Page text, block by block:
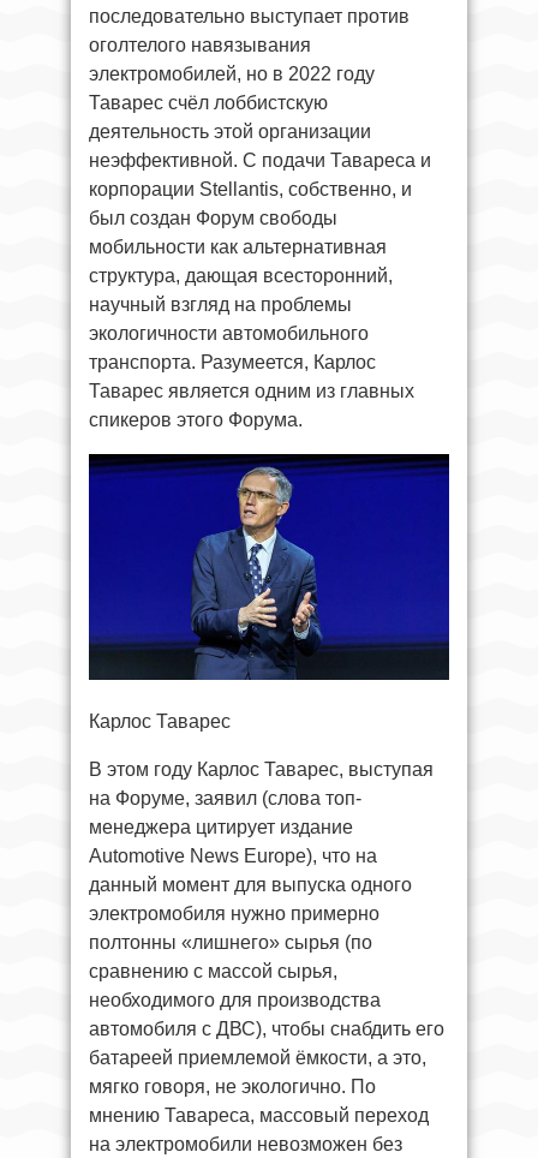
последовательно выступает против
оголтелого навязывания
электромобилей, но в 2022 году
Таварес счёл лоббистскую
деятельность этой организации
неэффективной. С подачи Тавареса и
корпорации Stellantis, собственно, и
был создан Форум свободы
мобильности как альтернативная
структура, дающая всесторонний,
научный взгляд на проблемы
экологичности автомобильного
транспорта. Разумеется, Карлос
Таварес является одним из главных
спикеров этого Форума.
Карлос Таварес
В этом году Карлос Таварес, выступая
на Форуме, заявил (слова топ-
менеджера цитирует издание
Automotive News Europe), что на
данный момент для выпуска одного
электромобиля нужно примерно
полтонны «лишнего» сырья (по
сравнению с массой сырья,
необходимого для производства
автомобиля с ДВС), чтобы снабдить его
батареей приемлемой ёмкости, а это,
мягко говоря, не экологично. По
мнению Тавареса, массовый переход
на электромобили невозможен без